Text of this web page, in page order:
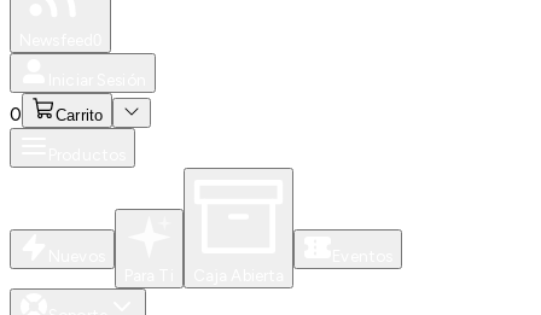
0 Carrito